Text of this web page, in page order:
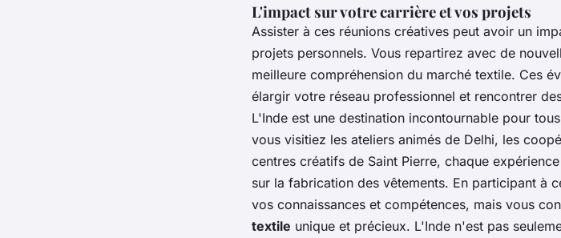
L'impact sur votre carrière et vos projets
Assister à ces réunions créatives peut avoir un
projets personnels. Vous repartirez avec de
meilleure compréhension du marché textile. Ces
élargir votre réseau professionnel et rencontrer
L'Inde est une destination incontournable pour
vous visitiez les ateliers animés de Delhi, les
centres créatifs de Saint Pierre, chaque
sur la fabrication des vêtements. En participant à
vos connaissances et compétences, mais vous
textile unique et précieux. L'Inde n'est pas